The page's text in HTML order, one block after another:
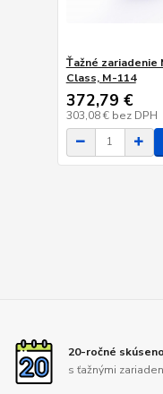
Ťažné zariadenie
Class, M-114
372,79 €
303,08 € bez DPH
20-ročné
s ťažnými